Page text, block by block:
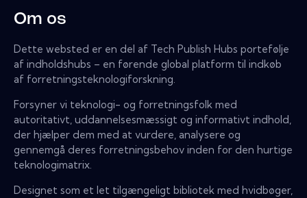
Om os
Dette websted er en del af Tech Publish Hubs portefølje
af indholdshubs – en førende global platform til indkøb
af forretningsteknologiforskning.
Forsyner vi teknologi- og forretningsfolk med
autoritativt, uddannelsesmæssigt og informativt indhold,
der hjælper dem med at vurdere, analysere og
gennemgå deres forretningsbehov inden for den hurtige
teknologimatrix.
Designet som et let tilgængeligt bibliotek med hvidbøger,